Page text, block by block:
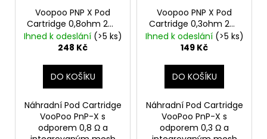
Voopoo PNP X Pod
Cartridge 0,8ohm 2ml
2ks
Ihned k odeslání (>5 ks)
248 Kč
DO KOŠÍKU
Náhradní Pod Cartridge
VooPoo PnP-X s
odporem 0,8 Ω a
Voopoo PNP X Pod
Cartridge 0,3ohm 2ml
2ks
Ihned k odeslání (>5 ks)
149 Kč
DO KOŠÍKU
Náhradní Pod Cartridge
VooPoo PnP-X s
odporem 0,3 Ω a